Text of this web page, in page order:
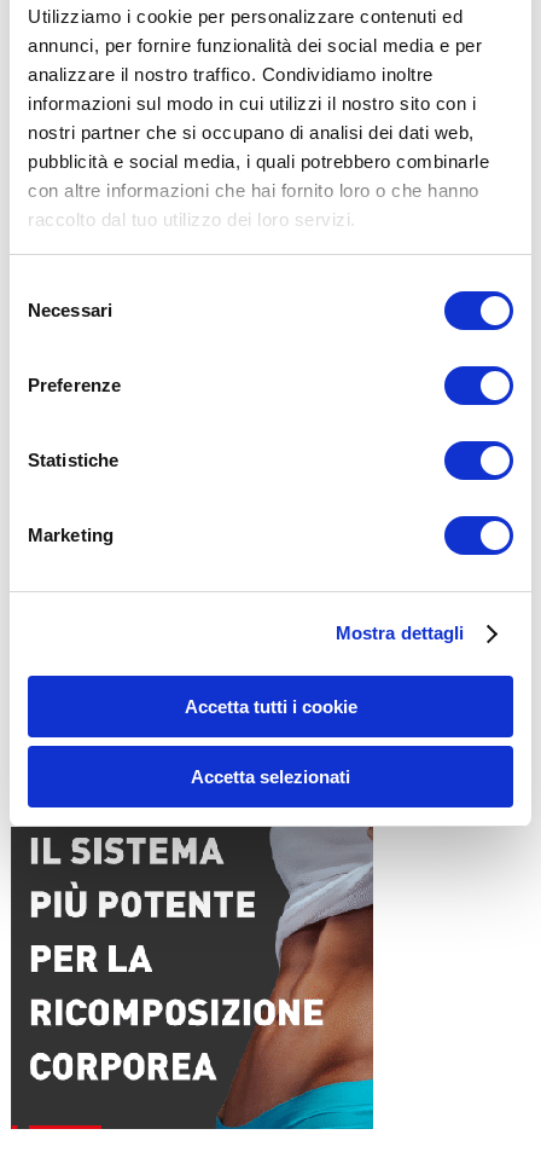
Utilizziamo i cookie per personalizzare contenuti ed
annunci, per fornire funzionalità dei social media e per
analizzare il nostro traffico. Condividiamo inoltre
informazioni sul modo in cui utilizzi il nostro sito con i
nostri partner che si occupano di analisi dei dati web,
pubblicità e social media, i quali potrebbero combinarle
con altre informazioni che hai fornito loro o che hanno
raccolto dal tuo utilizzo dei loro servizi.
delNecessari
Preferenze
Statistiche
Marketing
Mostra dettagli
Accetta tutti i cookie
Accetta selezionati
in pratica. L’allenamento con sovraccarichi, a corpo libero, con i
kettlebell, con il trx, e con altri attrezzi può causare infortuni, si
consiglia pertanto di prestare la massima attenzione e di eseguire
il proprio medico di fiducia prima di intraprendere qualsiasi forma di
attività fisica o regime alimentare.
Condividi:
X
Facebook
Allenamento
15WORKOUT SCARICA ORA